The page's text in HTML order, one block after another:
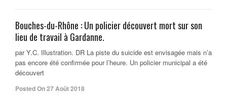
Bouches-du-Rhône : Un policier découvert mort sur son
lieu de travail à Gardanne.
par Y.C. Illustration. DR La piste du suicide est envisagée mais n’a
pas encore été confirmée pour l’heure. Un policier municipal a été
découvert
Posted On 27 Août 2018